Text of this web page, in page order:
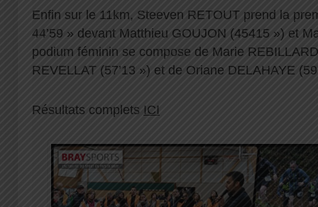
Enfin sur le 11km, Steeven RETOUT prend la
44’59 » devant Matthieu GOUJON (45415 ») et
podium féminin se compose de Marie
REVELLAT (57’13 ») et de Oriane DELAHAYE
Résultats complets ICI